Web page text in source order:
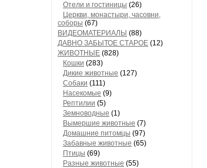
Отели и гостиницы (26)
Церкви, монастыри, часовни,
соборы (67)
ВИДЕОМАТЕРИАЛЫ (88)
ДАВНО ЗАБЫТОЕ СТАРОЕ (12)
ЖИВОТНЫЕ (828)
Кошки (283)
Дикие животные (127)
Собаки (111)
Насекомые (9)
Рептилии (5)
Земноводные (1)
Вымершие животные (7)
Домашние питомцы (97)
Забавные животные (65)
Птицы (69)
Разные животные (55)